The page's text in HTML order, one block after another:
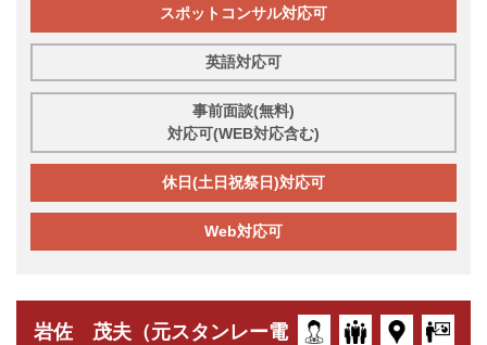
スポットコンサル対応可
英語対応可
事前面談(無料)
対応可(WEB対応含む)
休日(土日祝祭日)対応可
Web対応可
岩佐 茂夫（元スタンレー電